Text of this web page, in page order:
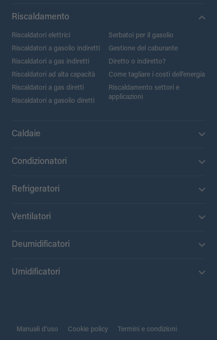
Riscaldamento
Riscaldatori elettrici
Riscaldatori a gasolio indiretti
Riscaldatori a gas indiretti
Riscaldatori ad alta capacità
Riscaldatori a gas diretti
Riscaldatori a gasolio diretti
Serbatoi per il gasolio
Gestione del caburante
Diretto o indiretto?
Come tagliare i costi dell’energia
Riscaldamento settori e
applicazioni
Caldaie
Condizionatori
Refrigeratori
Ventilatori
Deumidificatori
Umidificatori
Manuali d’uso Cookie policy Termini e condizioni